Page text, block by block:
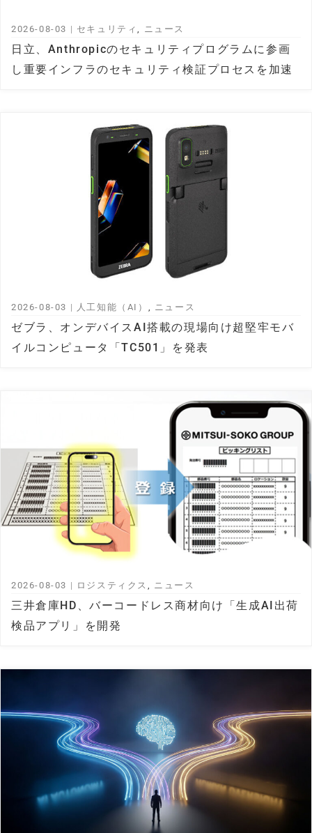
日立、Anthropicのセキュリティプログラムに参画
し重要インフラのセキュリティ検証プロセスを加速
2026-08-03 | セキュリティ, ニュース
ゼブラ、オンデバイスAI搭載の現場向け超堅牢モバ
イルコンピュータ「TC501」を発表
2026-08-03 | 人工知能（AI） , ニュース
三井倉庫HD、バーコードレス商材向け「生成AI出荷
検品アプリ」を開発
2026-08-03 | ロジスティクス, ニュース